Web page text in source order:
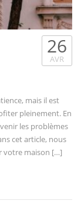
26
AVR
mais il est
pleinement. En
les problèmes
cet article, nous
votre maison […]